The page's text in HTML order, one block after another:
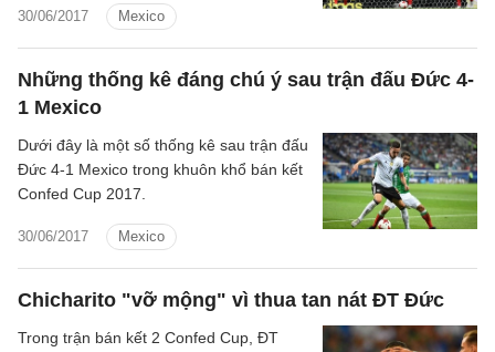
30/06/2017 Mexico
tên tuổi như ĐT Đức.
Những thống kê đáng chú ý sau trận đấu Đức 4-
1 Mexico
30/06/2017 Mexico
Dưới đây là một số thống kê sau trận đấu
Đức 4-1 Mexico trong khuôn khổ bán kết
Confed Cup 2017.
Chicharito "vỡ mộng" vì thua tan nát ĐT Đức
Trong trận bán kết 2 Confed Cup, ĐT